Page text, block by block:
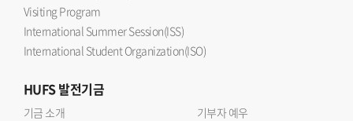
Visiting Program
International Summer Session(ISS)
International Student Organization(ISO)
HUFS발전기금
기금 소개
기부자 예우